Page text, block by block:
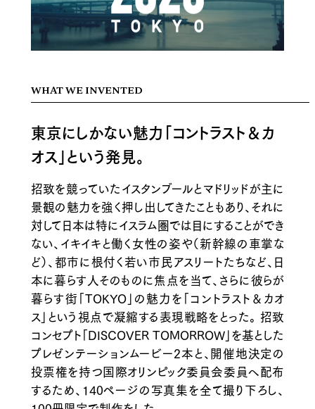
WHAT WE INVENTED
東京にしかない魅力「コントラスト＆カ
オス」という発見。
招致を競っていたイスタンブールとマドリッドが主に
景観の魅力を強く押し出してきたこともあり、それに
対して日本は特にイスラム圏では目にすることができ
ない、イキイキと働く女性の姿や（新幹線の車掌な
ど）、都市に根付く若い市民アスリートたちなど、日
本に暮らす人そのものに焦点を当て、さらに彼らが
暮らす街「TOKYO」の魅力を「コントラスト＆カオ
ス」という視点で凝縮する表現戦略をとった。 招致
コンセプト「DISCOVER TOMORROW」を基とした
プレゼンテーションムービー2本と、開催地決定の
投票権を持つ国際オリンピック委員会委員へ配布
するため、140ページの写真集を全て撮り下ろし、